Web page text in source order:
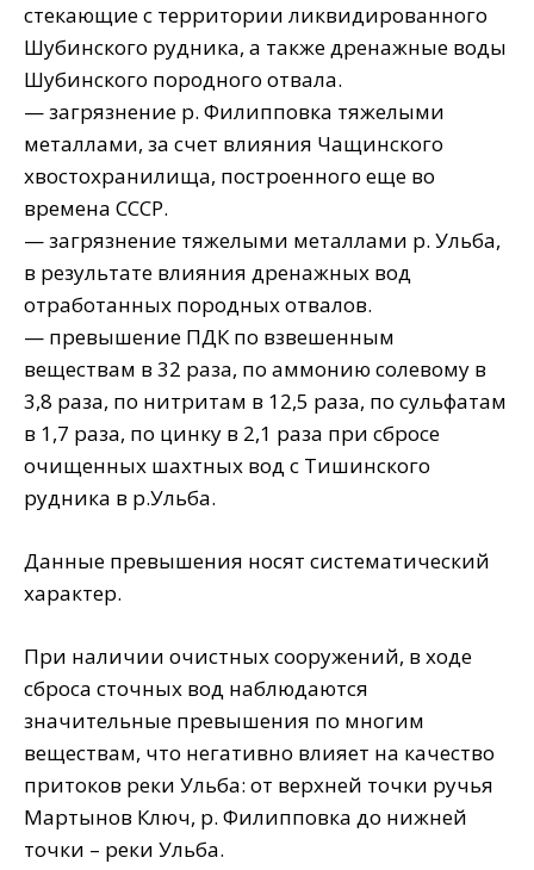
стекающие с территории ликвидированного
Шубинского рудника, а также дренажные воды
Шубинского породного отвала.
— загрязнение р. Филипповка тяжелыми
металлами, за счет влияния Чащинского
хвостохранилища, построенного еще во
времена СССР.
— загрязнение тяжелыми металлами р. Ульба,
в результате влияния дренажных вод
отработанных породных отвалов.
— превышение ПДК по взвешенным
веществам в 32 раза, по аммонию солевому в
3,8 раза, по нитритам в 12,5 раза, по сульфатам
в 1,7 раза, по цинку в 2,1 раза при сбросе
очищенных шахтных вод с Тишинского
рудника в р.Ульба.
Данные превышения носят систематический
характер.
При наличии очистных сооружений, в ходе
сброса сточных вод наблюдаются
значительные превышения по многим
веществам, что негативно влияет на качество
притоков реки Ульба: от верхней точки ручья
Мартынов Ключ, р. Филипповка до нижней
точки – реки Ульба.